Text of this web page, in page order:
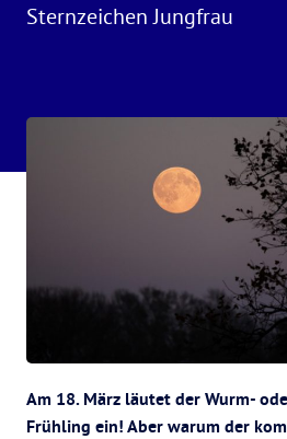
Sternzeichen Jungfrau
Am 18. März läutet der Wurm-
Frühling ein! Aber warum der